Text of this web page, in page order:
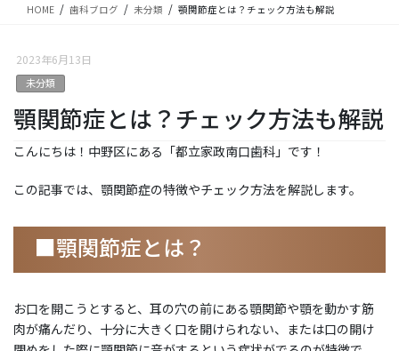
HOME 歯科ブログ 未分類 顎関節症とは？チェック方法も解説
2023年6月13日
未分類
顎関節症とは？チェック方法も解説
こんにちは！中野区にある「都立家政南口歯科」です！
この記事では、顎関節症の特徴やチェック方法を解説します。
■顎関節症とは？
お口を開こうとすると、耳の穴の前にある顎関節や顎を動かす筋
肉が痛んだり、十分に大きく口を開けられない、または口の開け